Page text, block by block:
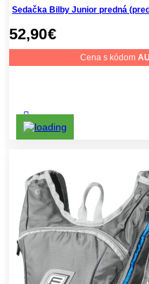
Sedačka Bilby Junior predná
52,90€
Cena s kódom